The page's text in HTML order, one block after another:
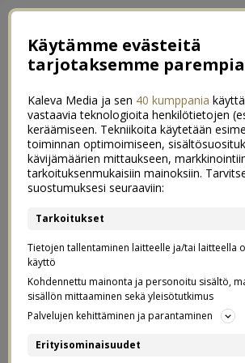
←Se kaikkein paras ei ehkä ole
Lastenvaatekyllästyminen ja
Synttäri-treffeillä Oton
27.06.2019
Juhlittiin eilen vihdoinkin Oton
kahdestaan, pari viikkoa myöhässä.
että he pääsevät mummolaan
heidät vietiin eilen iltapäivällä sen
Käytämme evästeitä
tarjotaksemme
Kaleva Media ja sen 40 kumppania
vastaavia teknologioita henkilötietojen
keräämiseen. Tekniikoita käytetään
toiminnan optimoimiseen,
kävijämäärien mittaukseen,
tarkoituksenmukaisiin mainoksiin.
suostumuksesi seuraaviin:
Tarkoitukset
Tietojen tallentaminen laitteelle ja/tai laitteella
käyttö
Kohdennettu mainonta ja personoitu sisältö,
sisällön mittaaminen sekä yleisötutkimus
Palvelujen kehittäminen ja parantaminen
Erityisominaisuudet